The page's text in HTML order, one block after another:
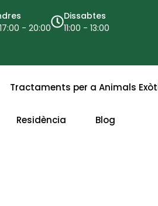
- 20:00
Dissabtes
11:00 - 13:00
Tractaments per a Animals
Residència Blog